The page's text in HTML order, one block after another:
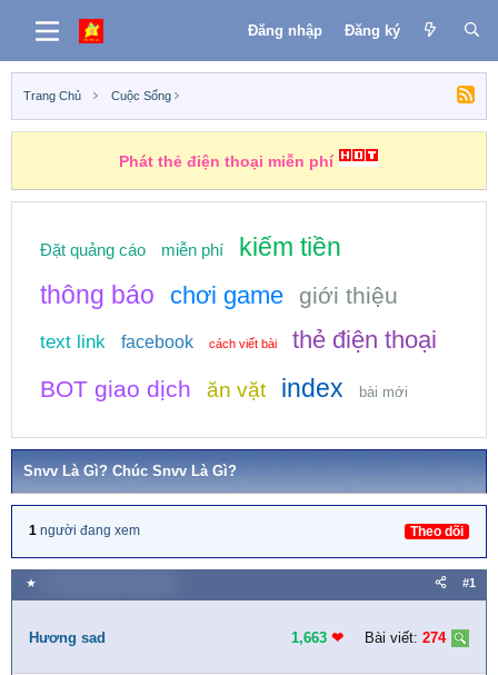
Đăng nhập Đăng ký
Trang Chủ Cuộc Sống
Phát thẻ điện thoại miễn phí
Đặt quảng cáo miễn phí
kiếm tiền
thông báo
chơi game giới thiệu
text link facebook cách viết bài thẻ điện thoại
BOT giao dịch ăn vặt index bài mới
Snvv Là Gì? Chúc Snvv Là Gì?
1 người đang xem Theo dõi
★ #1
Hương sad 1,663 ❤︎ Bài viết: 274